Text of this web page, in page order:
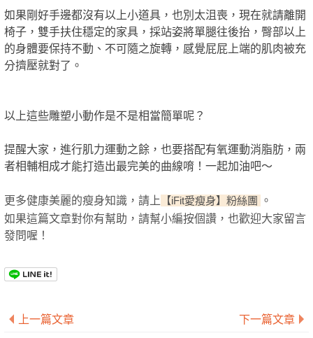
如果剛好手邊都沒有以上小道具，也別太沮喪，現在就請離開
椅子，雙手扶住穩定的家具，採站姿將單腿往後抬，臀部以上
的身體要保持不動、不可隨之旋轉，感覺屁屁上端的肌肉被充
分擠壓就對了。
以上這些雕塑小動作是不是相當簡單呢？
提醒大家，進行肌力運動之餘，也要搭配有氧運動消脂肪，兩
者相輔相成才能打造出最完美的曲線唷！一起加油吧～
更多健康美麗的瘦身知識，請上 【iFit愛瘦身】粉絲團
。
如果這篇文章對你有幫助，請幫小編按個讚，也歡迎大家留言
發問喔！
上一篇文章 下一篇文章